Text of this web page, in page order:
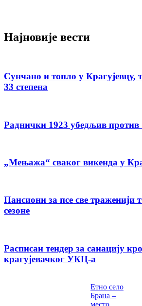
Најновије вести
Сунчано и топло у Крагујевцу,
33 степена
Раднички 1923 убедљив против
„Мењажа“ сваког викенда у
Пансиони за псе све траженији
сезоне
Расписан тендер за санацију
крагујевачког УКЦ-а
Етно село
Брана –
место